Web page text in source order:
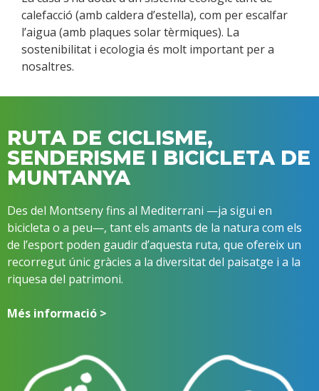
calefacció (amb caldera d’estella), com per escalfar
l’aigua (amb plaques solar tèrmiques). La
sostenibilitat i ecologia és molt important per a
nosaltres.
RUTA DE CICLISME,
SENDERISME I BICICLETA DE
MUNTANYA
Des del Montseny fins al Mediterrani —ja sigui en
bicicleta o a peu—, tant els amants de la natura com els
de l’esport poden gaudir d’aquesta ruta, que ofereix un
recorregut únic gràcies a la diversitat del paisatge i a la
riquesa del patrimoni.
Més informació >